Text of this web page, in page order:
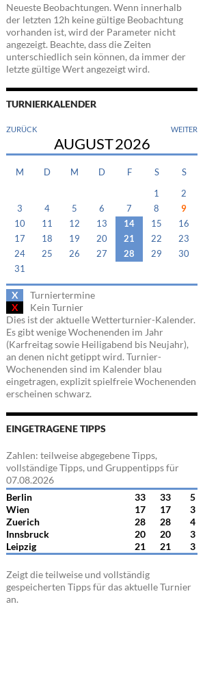
Neueste Beobachtungen. Wenn innerhalb
der letzten 12h keine gültige Beobachtung
vorhanden ist, wird der Parameter nicht
angezeigt. Beachte, dass die Zeiten
unterschiedlich sein können, da immer der
letzte gültige Wert angezeigt wird.
TURNIERKALENDER
ZURÜCK WEITER
AUGUST2026
M D M D F S S
1
2
3
4 5 6 7 8
9
10
11 12 13 14 15
16
17
18 19 20 21 22
23
24
25 26 27 28 29
30
31
X
Turniertermine
X
Kein Turnier
Dies ist der aktuelle Wetterturnier-Kalender.
Es gibt wenige Wochenenden im Jahr
(Karfreitag sowie Heiligabend bis Neujahr),
an denen nicht getippt wird. Turnier-
Wochenenden sind im Kalender blau
eingetragen, explizit spielfreie Wochenenden
erscheinen schwarz.
EINGETRAGENE TIPPS
Zahlen: teilweise abgegebene Tipps,
vollständige Tipps, und Gruppentipps für
07.08.2026
Berlin
33 33
5
Wien
17 17
3
Zuerich
28 28
4
Innsbruck
20 20
3
Leipzig
21 21 3
Zeigt die teilweise und vollständig
gespeicherten Tipps für das aktuelle Turnier
an.